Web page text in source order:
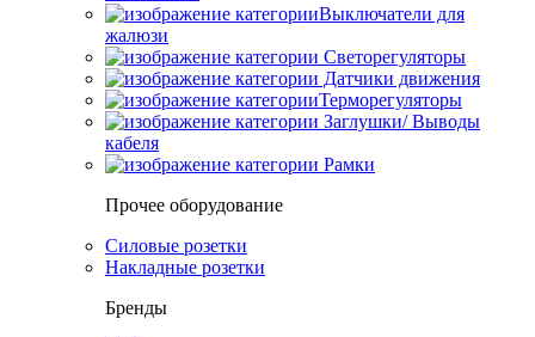
Выключатели для
жалюзи
Светорегуляторы
Датчики движения
Терморегуляторы
Заглушки/ Выводы
кабеля
Рамки
Прочее оборудование
Силовые розетки
Накладные розетки
Бренды